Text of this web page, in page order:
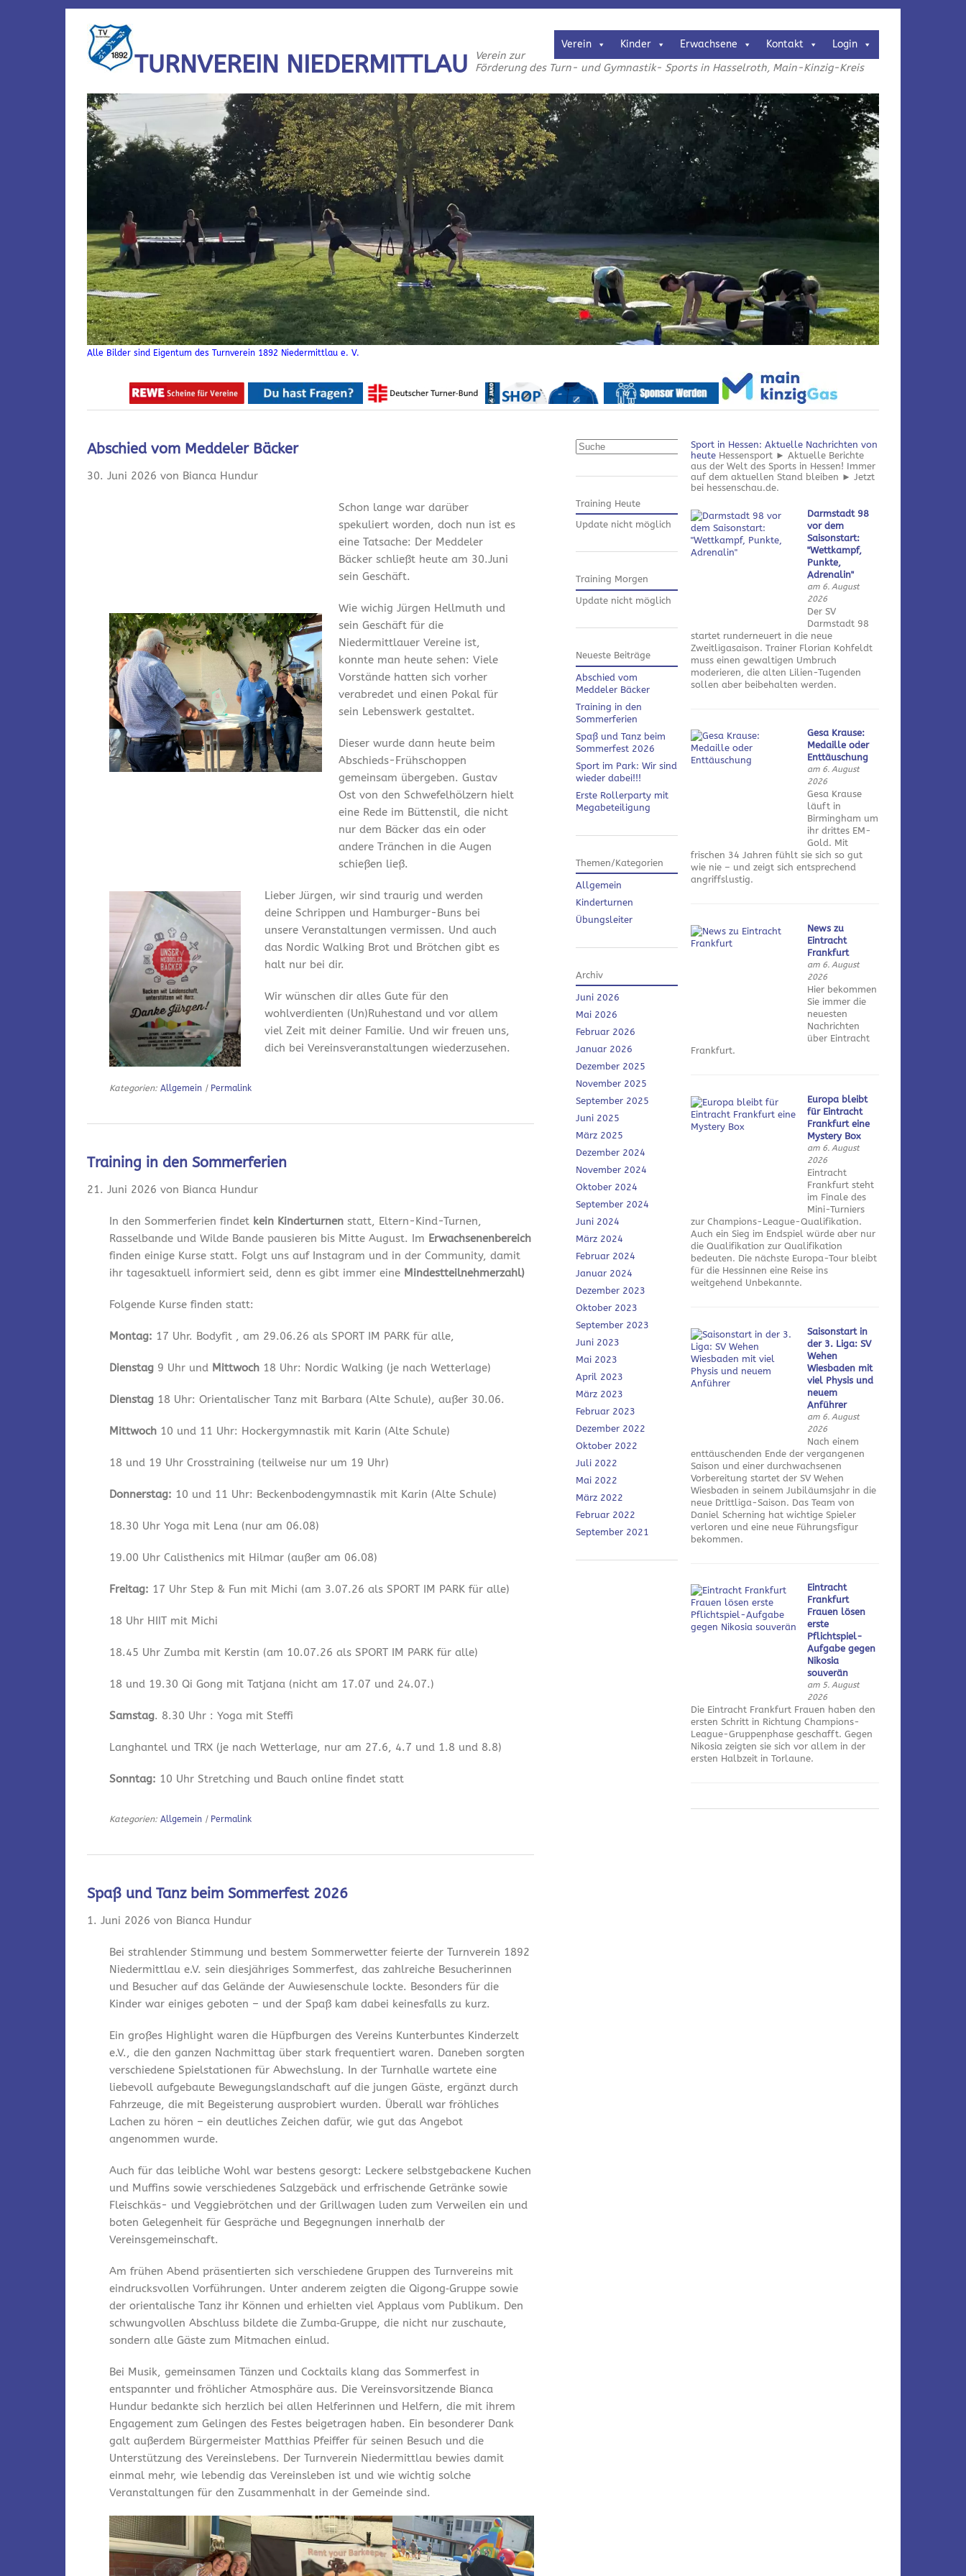
Verein Kinder Erwachsene Kontakt Login
TURNVEREIN NIEDERMITTLAU
Verein zur
Förderung des Turn- und Gymnastik- Sports in Hasselroth, Main-Kinzig-Kreis
Alle Bilder sind Eigentum des Turnverein 1892 Niedermittlau e. V.
Abschied vom Meddeler Bäcker
30. Juni 2026 von Bianca Hundur
Schon lange war darüber
spekuliert worden, doch nun ist es
eine Tatsache: Der Meddeler
Bäcker schließt heute am 30.Juni
sein Geschäft.
Wie wichig Jürgen Hellmuth und
sein Geschäft für die
Niedermittlauer Vereine ist,
konnte man heute sehen: Viele
Vorstände hatten sich vorher
verabredet und einen Pokal für
sein Lebenswerk gestaltet.
Dieser wurde dann heute beim
Abschieds-Frühschoppen
gemeinsam übergeben. Gustav
Ost von den Schwefelhölzern hielt
eine Rede im Büttenstil, die nicht
nur dem Bäcker das ein oder
andere Tränchen in die Augen
schießen ließ.
Lieber Jürgen, wir sind traurig und werden
deine Schrippen und Hamburger-Buns bei
unsere Veranstaltungen vermissen. Und auch
das Nordic Walking Brot und Brötchen gibt es
halt nur bei dir.
Wir wünschen dir alles Gute für den
wohlverdienten (Un)Ruhestand und vor allem
viel Zeit mit deiner Familie. Und wir freuen uns,
dich bei Vereinsveranstaltungen wiederzusehen.
Kategorien:Allgemein | Permalink
Training in den Sommerferien
21. Juni 2026 von Bianca Hundur
In den Sommerferien findet kein Kinderturnen statt, Eltern-Kind-Turnen,
Rasselbande und Wilde Bande pausieren bis Mitte August. Im Erwachsenenbereich
finden einige Kurse statt. Folgt uns auf Instagram und in der Community, damit
ihr tagesaktuell informiert seid, denn es gibt immer eine Mindestteilnehmerzahl)
Folgende Kurse finden statt:
Montag: 17 Uhr. Bodyfit , am 29.06.26 als SPORT IM PARK für alle,
Dienstag 9 Uhr und Mittwoch 18 Uhr: Nordic Walking (je nach Wetterlage)
Dienstag 18 Uhr: Orientalischer Tanz mit Barbara (Alte Schule), außer 30.06.
Mittwoch 10 und 11 Uhr: Hockergymnastik mit Karin (Alte Schule)
18 und 19 Uhr Crosstraining (teilweise nur um 19 Uhr)
Donnerstag: 10 und 11 Uhr: Beckenbodengymnastik mit Karin (Alte Schule)
18.30 Uhr Yoga mit Lena (nur am 06.08)
19.00 Uhr Calisthenics mit Hilmar (außer am 06.08)
Freitag: 17 Uhr Step & Fun mit Michi (am 3.07.26 als SPORT IM PARK für alle)
18 Uhr HIIT mit Michi
18.45 Uhr Zumba mit Kerstin (am 10.07.26 als SPORT IM PARK für alle)
18 und 19.30 Qi Gong mit Tatjana (nicht am 17.07 und 24.07.)
Samstag. 8.30 Uhr : Yoga mit Steffi
Langhantel und TRX (je nach Wetterlage, nur am 27.6, 4.7 und 1.8 und 8.8)
Sonntag: 10 Uhr Stretching und Bauch online findet statt
Kategorien:Allgemein | Permalink
Spaß und Tanz beim Sommerfest 2026
1. Juni 2026 von Bianca Hundur
Bei strahlender Stimmung und bestem Sommerwetter feierte der Turnverein 1892
Niedermittlau e.V. sein diesjähriges Sommerfest, das zahlreiche Besucherinnen
und Besucher auf das Gelände der Auwiesenschule lockte. Besonders für die
Kinder war einiges geboten – und der Spaß kam dabei keinesfalls zu kurz.
Ein großes Highlight waren die Hüpfburgen des Vereins Kunterbuntes Kinderzelt
e.V., die den ganzen Nachmittag über stark frequentiert waren. Daneben sorgten
verschiedene Spielstationen für Abwechslung. In der Turnhalle wartete eine
liebevoll aufgebaute Bewegungslandschaft auf die jungen Gäste, ergänzt durch
Fahrzeuge, die mit Begeisterung ausprobiert wurden. Überall war fröhliches
Lachen zu hören – ein deutliches Zeichen dafür, wie gut das Angebot
angenommen wurde.
Auch für das leibliche Wohl war bestens gesorgt: Leckere selbstgebackene Kuchen
und Muffins sowie verschiedenes Salzgebäck und erfrischende Getränke sowie
Fleischkäs- und Veggiebrötchen und der Grillwagen luden zum Verweilen ein und
boten Gelegenheit für Gespräche und Begegnungen innerhalb der
Vereinsgemeinschaft.
Am frühen Abend präsentierten sich verschiedene Gruppen des Turnvereins mit
eindrucksvollen Vorführungen. Unter anderem zeigten die Qigong‑Gruppe sowie
der orientalische Tanz ihr Können und erhielten viel Applaus vom Publikum. Den
schwungvollen Abschluss bildete die Zumba‑Gruppe, die nicht nur zuschaute,
sondern alle Gäste zum Mitmachen einlud.
Bei Musik, gemeinsamen Tänzen und Cocktails klang das Sommerfest in
entspannter und fröhlicher Atmosphäre aus. Die Vereinsvorsitzende Bianca
Hundur bedankte sich herzlich bei allen Helferinnen und Helfern, die mit ihrem
Engagement zum Gelingen des Festes beigetragen haben. Ein besonderer Dank
galt außerdem Bürgermeister Matthias Pfeiffer für seinen Besuch und die
Unterstützung des Vereinslebens. Der Turnverein Niedermittlau bewies damit
einmal mehr, wie lebendig das Vereinsleben ist und wie wichtig solche
Veranstaltungen für den Zusammenhalt in der Gemeinde sind.
Suchen
Training Heute
Update nicht möglich
Training Morgen
Update nicht möglich
Neueste Beiträge
Abschied vom
Meddeler Bäcker
Training in den
Sommerferien
Spaß und Tanz beim
Sommerfest 2026
Sport im Park: Wir sind
wieder dabei!!!
Erste Rollerparty mit
Megabeteiligung
Themen/Kategorien
Allgemein
Kinderturnen
Übungsleiter
Archiv
Juni 2026
Mai 2026
Februar 2026
Januar 2026
Dezember 2025
November 2025
September 2025
Juni 2025
März 2025
Dezember 2024
November 2024
Oktober 2024
September 2024
Juni 2024
März 2024
Februar 2024
Januar 2024
Dezember 2023
Oktober 2023
September 2023
Juni 2023
Mai 2023
April 2023
März 2023
Februar 2023
Dezember 2022
Oktober 2022
Juli 2022
Mai 2022
März 2022
Februar 2022
September 2021
Sport in Hessen: Aktuelle Nachrichten von
heute Hessensport ► Aktuelle Berichte
aus der Welt des Sports in Hessen! Immer
auf dem aktuellen Stand bleiben ► Jetzt
bei hessenschau.de.
Darmstadt 98
vor dem
Saisonstart:
"Wettkampf,
Punkte,
Adrenalin"
am 6. August
2026
Der SV
Darmstadt 98
startet runderneuert in die neue
Zweitligasaison. Trainer Florian Kohfeldt
muss einen gewaltigen Umbruch
moderieren, die alten Lilien-Tugenden
sollen aber beibehalten werden.
Gesa Krause:
Medaille oder
Enttäuschung
am 6. August
2026
Gesa Krause
läuft in
Birmingham um
ihr drittes EM-
Gold. Mit
frischen 34 Jahren fühlt sie sich so gut
wie nie – und zeigt sich entsprechend
angriffslustig.
News zu
Eintracht
Frankfurt
am 6. August
2026
Hier bekommen
Sie immer die
neuesten
Nachrichten
über Eintracht
Frankfurt.
Europa bleibt
für Eintracht
Frankfurt eine
Mystery Box
am 6. August
2026
Eintracht
Frankfurt steht
im Finale des
Mini-Turniers
zur Champions-League-Qualifikation.
Auch ein Sieg im Endspiel würde aber nur
die Qualifikation zur Qualifikation
bedeuten. Die nächste Europa-Tour bleibt
für die Hessinnen eine Reise ins
weitgehend Unbekannte.
Saisonstart in
der 3. Liga: SV
Wehen
Wiesbaden mit
viel Physis und
neuem
Anführer
am 6. August
2026
Nach einem
enttäuschenden Ende der vergangenen
Saison und einer durchwachsenen
Vorbereitung startet der SV Wehen
Wiesbaden in seinem Jubiläumsjahr in die
neue Drittliga-Saison. Das Team von
Daniel Scherning hat wichtige Spieler
verloren und eine neue Führungsfigur
bekommen.
Eintracht
Frankfurt
Frauen lösen
erste
Pflichtspiel-
Aufgabe gegen
Nikosia
souverän
am 5. August
2026
Die Eintracht Frankfurt Frauen haben den
ersten Schritt in Richtung Champions-
League-Gruppenphase geschafft. Gegen
Nikosia zeigten sie sich vor allem in der
ersten Halbzeit in Torlaune.